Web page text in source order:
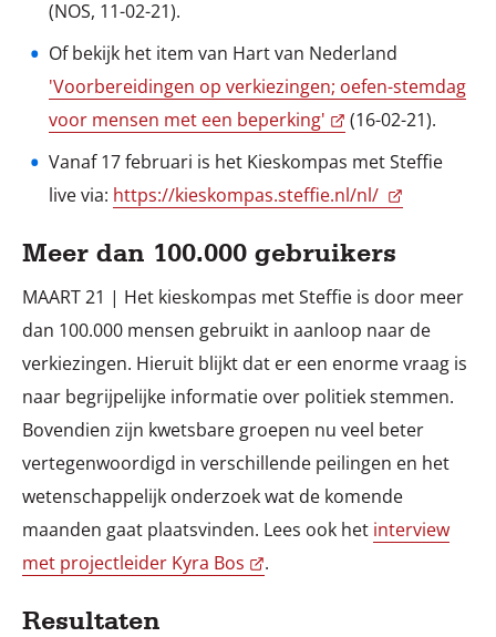
(NOS, 11-02-21).
Of bekijk het item van Hart van Nederland
'Voorbereidingen op verkiezingen; oefen-stemdag
voor mensen met een beperking'
(16-02-21).
Vanaf 17 februari is het Kieskompas met Steffie
live via: https://kieskompas.steffie.nl/nl/
Meer dan 100.000 gebruikers
MAART 21 | Het kieskompas met Steffie is door meer
dan 100.000 mensen gebruikt in aanloop naar de
verkiezingen. Hieruit blijkt dat er een enorme vraag is
naar begrijpelijke informatie over politiek stemmen.
Bovendien zijn kwetsbare groepen nu veel beter
vertegenwoordigd in verschillende peilingen en het
wetenschappelijk onderzoek wat de komende
maanden gaat plaatsvinden. Lees ook het interview
met projectleider Kyra Bos
.
Resultaten